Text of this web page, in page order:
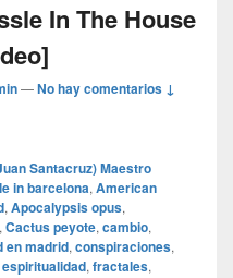
In The House
—No hay comentarios ↓
Santacruz) Maestro
in barcelona, American
, Apocalypsis opus,
, Cactus peyote, cambio,
en madrid, conspiraciones,
espiritualidad, fractales,